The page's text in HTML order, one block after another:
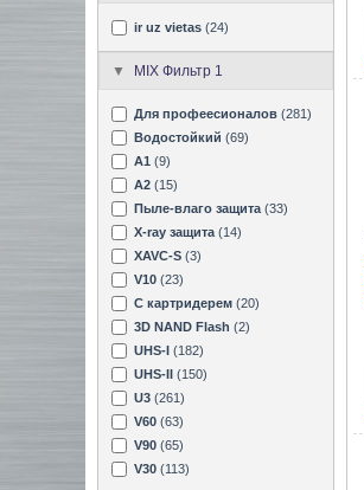
ir uz vietas (24)
MIX Фильтр 1
Для профеесионалов (281)
Водостойкий (69)
A1 (9)
A2 (15)
Пыле-влаго защита (33)
X-ray защита (14)
XAVC-S (3)
V10 (23)
С картридерем (20)
3D NAND Flash (2)
UHS-I (182)
UHS-II (150)
U3 (261)
V60 (63)
V90 (65)
V30 (113)